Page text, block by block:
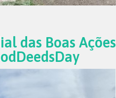
das Boas Ações